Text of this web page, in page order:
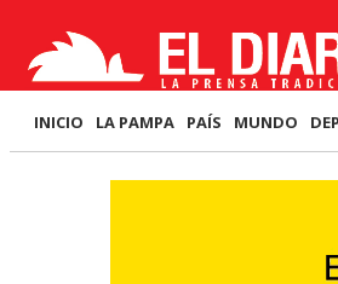
INICIO LA PAMPA PAÍS MUNDO